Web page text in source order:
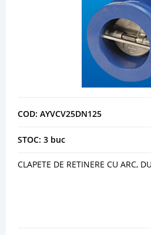
COD: AYVCV25DN125
STOC: 3 buc
CLAPETE DE RETINERE CU ARC,